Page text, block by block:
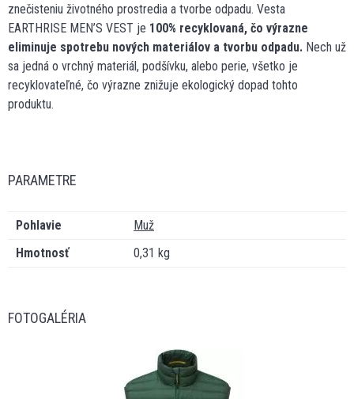
znečisteniu životného prostredia a tvorbe odpadu. Vesta
EARTHRISE MEN’S VEST je 100% recyklovaná, čo výrazne
eliminuje spotrebu nových materiálov a tvorbu odpadu. Nech už
sa jedná o vrchný materiál, podšívku, alebo perie, všetko je
recyklovateľné, čo výrazne znižuje ekologický dopad tohto
produktu.
PARAMETRE
Pohlavie
Muž
Hmotnosť
0,31 kg
FOTOGALÉRIA